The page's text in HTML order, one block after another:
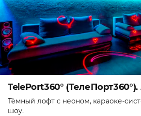
TelePort360°
Тёмный лофт с неоном, караоке-
шоу.